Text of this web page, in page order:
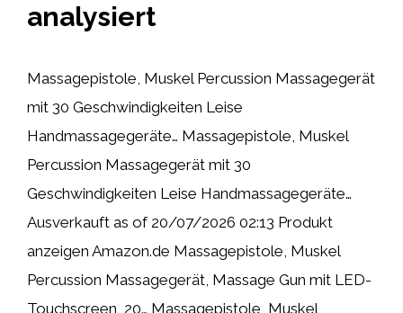
analysiert
Massagepistole, Muskel Percussion Massagegerät
mit 30 Geschwindigkeiten Leise
Handmassagegeräte… Massagepistole, Muskel
Percussion Massagegerät mit 30
Geschwindigkeiten Leise Handmassagegeräte…
Ausverkauft as of 20/07/2026 02:13 Produkt
anzeigen Amazon.de Massagepistole, Muskel
Percussion Massagegerät, Massage Gun mit LED-
Touchscreen, 20… Massagepistole, Muskel